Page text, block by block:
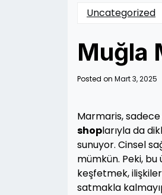
Uncategorized
Muğla
Posted on Mart 3, 2025
Marmaris,
shoplarıyla da
sunuyor. Cinsel
mümkün. Peki,
keşfetmek,
satmakla